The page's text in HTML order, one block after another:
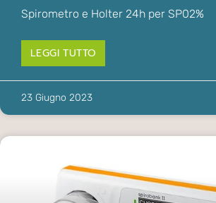
Spirometro e Holter 24h per SP02%
LEGGI TUTTO
23 Giugno 2023